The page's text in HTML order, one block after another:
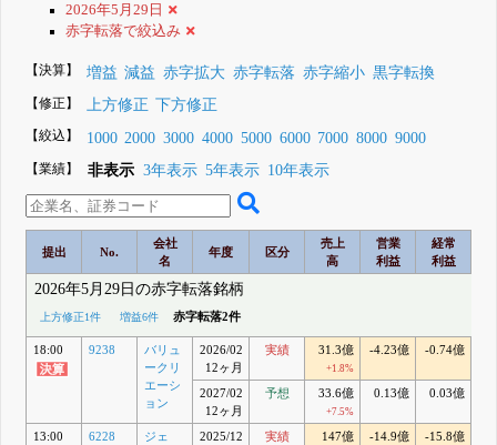
登録すると永久30%OFFと米株版の先行利用も付きます
2026年5月29日
赤字転落で絞込み
【決算】 増益 減益 赤字拡大 赤字転落 赤字縮小 黒字転換
【修正】 上方修正 下方修正
【絞込】 1000 2000 3000 4000 5000 6000 7000 8000 9000
【業績】 非表示 3年表示 5年表示 10年表示
提出 No.
会社
名
年度 区分
売上
高
営業
利益
経常
利益
2026年5月29日の赤字転落銘柄
上方修正1件 増益6件 赤字転落2件
18:00 9238
バリュ
ークリ
エーシ
ョン
2026/02
12ヶ月
実績 31.3億
+1.8%
-4.23億 -0.74億
2027/02
12ヶ月
予想 33.6億
+7.5%
0.13億 0.03億
13:00 6228
ジェ
2025/12
実績 147億 -14.9億 -15.8億